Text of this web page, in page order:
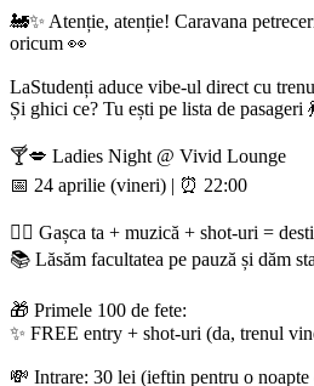
🚂✨ Atenție, atenție! Caravana
oricum 👀
LaStudenți aduce vibe-ul direct cu
Și ghici ce? Tu ești pe lista de pasageri
🍸💋 Ladies Night @ Vivid Lounge
📅 24 aprilie (vineri) | ⏰ 22:00
👯‍♀️ Gașca ta + muzică + shot-uri =
📚 Lăsăm facultatea pe pauză și dăm
🎁 Primele 100 de fete:
✨ FREE entry + shot-uri (da, trenul
💸 Intrare: 30 lei (ieftin pentru o